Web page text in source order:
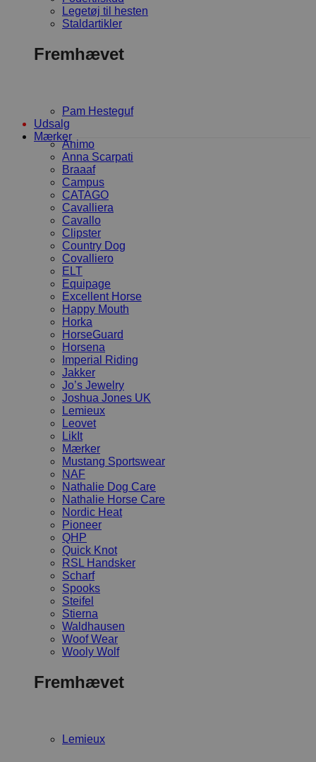
Legetøj til hesten
Staldartikler
Fremhævet
Pam Hesteguf
Udsalg
Mærker
Animo
Anna Scarpati
Braaaf
Campus
CATAGO
Cavalliera
Cavallo
Clipster
Country Dog
Covalliero
ELT
Equipage
Excellent Horse
Happy Mouth
Horka
HorseGuard
Horsena
Imperial Riding
Jakker
Jo’s Jewelry
Joshua Jones UK
Lemieux
Leovet
LikIt
Mærker
Mustang Sportswear
NAF
Nathalie Dog Care
Nathalie Horse Care
Nordic Heat
Pioneer
QHP
Quick Knot
RSL Handsker
Scharf
Spooks
Steifel
Stierna
Waldhausen
Woof Wear
Wooly Wolf
Fremhævet
Lemieux